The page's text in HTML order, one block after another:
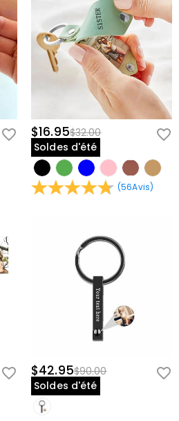
$16.95$32.00
Soldes d'été
(56Avis)
$42.95$90.00
Soldes d'été